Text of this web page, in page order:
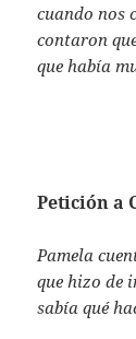
cuando nos
contaron
que había
Petición a
Pamela
que hizo de
sabía qué